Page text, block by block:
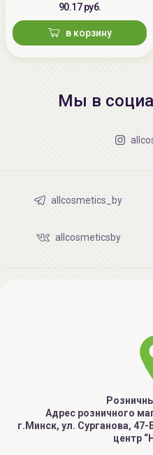
90.17 руб.
в корзину
Мы в
allcosmetics_by
allcosmeticsby
Адрес розничного
г.Минск, ул. Сурганова,
центр